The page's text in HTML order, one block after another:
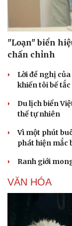
Văn hóa
Văn học
Âm nhạc
Di sản
"Loạn" biển
chấn chỉnh
Lời đề nghị
khiến tôi bế tắc
Du lịch biển
thế tự nhiên
Vì một phút
phát hiện mắc
Ranh giới
VĂN HÓA